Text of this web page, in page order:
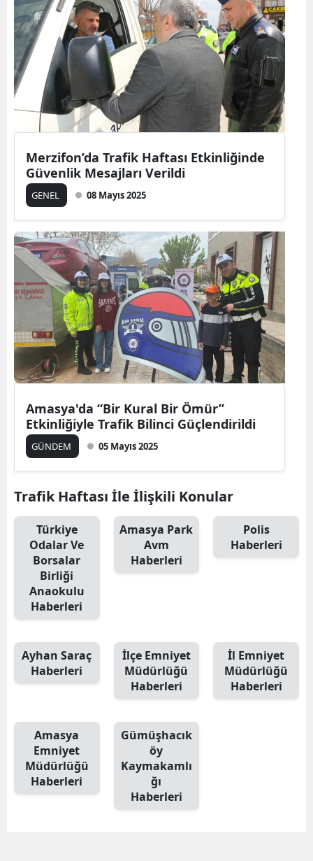
Merzifon’da Trafik Haftası Etkinliğinde
Güvenlik Mesajları Verildi
GENEL 08 Mayıs 2025
Amasya'da “Bir Kural Bir Ömür”
Etkinliğiyle Trafik Bilinci Güçlendirildi
GÜNDEM 05 Mayıs 2025
Trafik Haftası İle İlişkili Konular
Türkiye
Odalar Ve
Borsalar
Birliği
Anaokulu
Haberleri
Amasya Park
Avm
Haberleri
Polis
Haberleri
Ayhan Saraç
Haberleri
İlçe Emniyet
Müdürlüğü
Haberleri
İl Emniyet
Müdürlüğü
Haberleri
Amasya
Emniyet
Müdürlüğü
Haberleri
Gümüşhacık
öy
Kaymakamlı
ğı
Haberleri